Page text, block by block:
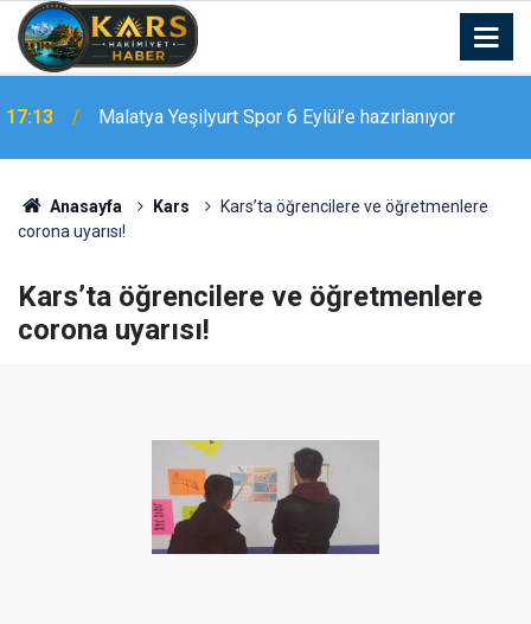
17:06 Bingöl’de zincirleme kaza: 5 yaralı
Anasayfa Kars
Kars’ta öğrencilere ve öğretmenlere
corona uyarısı!
Kars’ta öğrencilere ve öğretmenlere
corona uyarısı!